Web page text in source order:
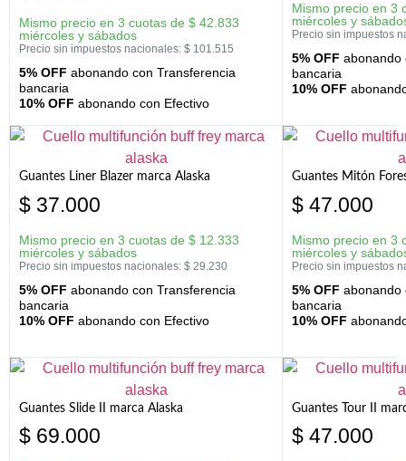
Mismo precio en 3 cuotas de $ 42.833
miércoles y sábados
Precio sin impuestos nacionales: $ 101.515
5% OFF abonando con Transferencia
bancaria
10% OFF abonando con Efectivo
Mismo precio en 3
miércoles y
Precio sin impuestos
5% OFF abonando
bancaria
10% OFF
Guantes Liner Blazer marca Alaska
$ 37.000
Mismo precio en 3 cuotas de $ 12.333
miércoles y sábados
Precio sin impuestos nacionales: $ 29.230
5% OFF abonando con Transferencia
bancaria
10% OFF abonando con Efectivo
Guantes Mitón
$ 47.000
Mismo precio en 3
miércoles y
Precio sin impuestos
5% OFF abonando
bancaria
10% OFF
Guantes Slide II marca Alaska
$ 69.000
Guantes Tour II
$ 47.000